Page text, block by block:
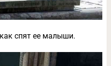
спят ее малыши.